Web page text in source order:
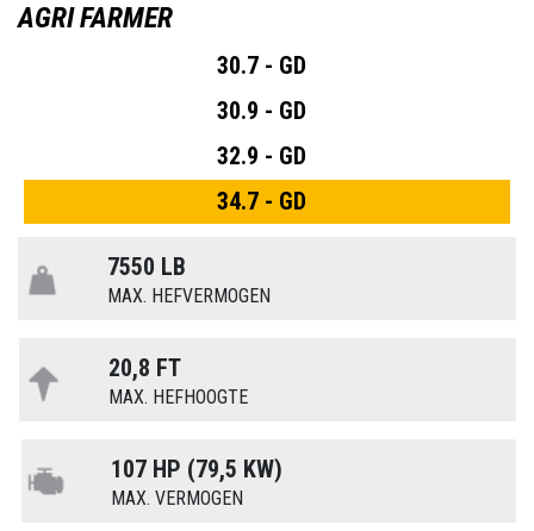
AGRI FARMER
30.7 - GD
30.9 - GD
32.9 - GD
34.7 - GD
7550 LB
MAX. HEFVERMOGEN
20,8 FT
MAX. HEFHOOGTE
107 HP (79,5 KW)
MAX. VERMOGEN